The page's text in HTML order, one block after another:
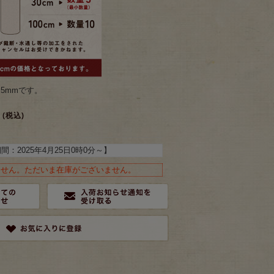
です。
(税込)
： 2025年4月25日0時0分 ～】
ん。ただいま在庫がございません。